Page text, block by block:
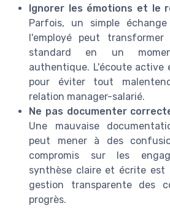
Ignorer les émotions et le
Parfois, un simple
l'employé peut
standard en un
authentique. L'écoute active
pour éviter tout
relation manager-salarié.
Ne pas documenter
Une mauvaise
peut mener à des
compromis sur les
synthèse claire et écrite est
gestion transparente des
progrès.